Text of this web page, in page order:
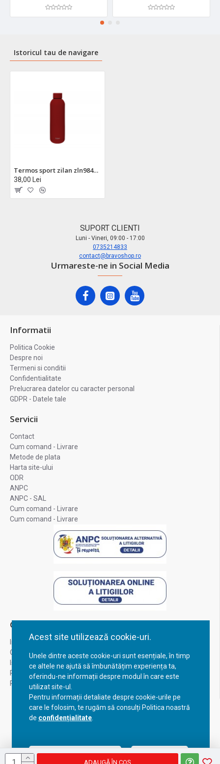
Acest site utilizează cookie-uri.
Unele dintre aceste cookie-uri sunt esențiale, în timp
ce altele ne ajută să îmbunătățim experiența ta,
oferindu-ne informații despre modul în care este
utilizat site-ul.
Pentru informații detaliate despre cookie-urile pe
care le folosim, te rugăm să consulți Politica noastră
de confidențialitate
Acceptă setările curente Configurează
ADAUGĂ ÎN COŞ
Istoricul tau de navigare
Termos sport zilan zln9842 500ml - inox, perete dublu, rosu, mentine temperatura 24h
38,00 Lei
SUPORT CLIENTI
Luni - Vineri, 09:00 - 17:00
0735214833
contact@bravoshop.ro
Urmareste-ne in Social Media
Informatii
Politica Cookie
Despre noi
Termeni si conditii
Confidentialitate
Prelucrarea datelor cu caracter personal
GDPR - Datele tale
Servicii
Contact
Cum comand - Livrare
Metode de plata
Harta site-ului
ODR
ANPC
ANPC - SAL
Cum comand - Livrare
Cum comand - Livrare
Contul Meu
Inregistrare
Contul meu
Istoric comenzi
Recuperare parola
Returnare produs